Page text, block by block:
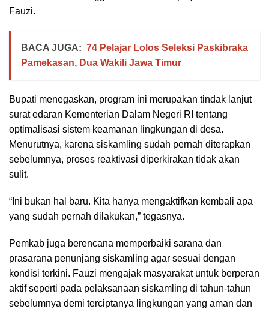
Fauzi.
BACA JUGA: 74 Pelajar Lolos Seleksi Paskibraka
Pamekasan, Dua Wakili Jawa Timur
Bupati menegaskan, program ini merupakan tindak lanjut
surat edaran Kementerian Dalam Negeri RI tentang
optimalisasi sistem keamanan lingkungan di desa.
Menurutnya, karena siskamling sudah pernah diterapkan
sebelumnya, proses reaktivasi diperkirakan tidak akan
sulit.
“Ini bukan hal baru. Kita hanya mengaktifkan kembali apa
yang sudah pernah dilakukan,” tegasnya.
Pemkab juga berencana memperbaiki sarana dan
prasarana penunjang siskamling agar sesuai dengan
kondisi terkini. Fauzi mengajak masyarakat untuk berperan
aktif seperti pada pelaksanaan siskamling di tahun-tahun
sebelumnya demi terciptanya lingkungan yang aman dan